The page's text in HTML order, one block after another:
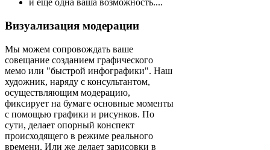
и еще одна ваша возможность....
Визуализация модерации
Мы можем сопровождать ваше
совещание созданием графического
мемо или "быстрой инфографики". Наш
художник, наряду с консультантом,
осуществляющим модерацию,
фиксирует на бумаге основные моменты
с помощью графики и рисунков. По
сути, делает опорный конспект
происходящего в режиме реального
времени. Или же делает зарисовки в